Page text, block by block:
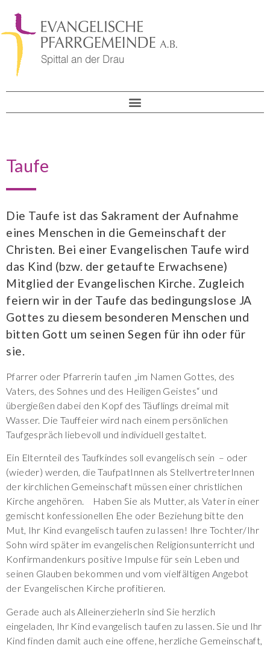
Taufe
Die Taufe ist das Sakrament der Aufnahme
eines Menschen in die Gemeinschaft der
Christen. Bei einer Evangelischen Taufe wird
das Kind (bzw. der getaufte Erwachsene)
Mitglied der Evangelischen Kirche. Zugleich
feiern wir in der Taufe das bedingungslose JA
Gottes zu diesem besonderen Menschen und
bitten Gott um seinen Segen für ihn oder für
sie.
Pfarrer oder Pfarrerin taufen „im Namen Gottes, des
Vaters, des Sohnes und des Heiligen Geistes“ und
übergießen dabei den Kopf des Täuflings dreimal mit
Wasser. Die Tauffeier wird nach einem persönlichen
Taufgespräch liebevoll und individuell gestaltet.
Ein Elternteil des Taufkindes soll evangelisch sein – oder
(wieder) werden, die TaufpatInnen als StellvertreterInnen
der kirchlichen Gemeinschaft müssen einer christlichen
Kirche angehören. Haben Sie als Mutter, als Vater in einer
gemischt konfessionellen Ehe oder Beziehung bitte den
Mut, Ihr Kind evangelisch taufen zu lassen! Ihre Tochter/Ihr
Sohn wird später im evangelischen Religionsunterricht und
Konfirmandenkurs positive Impulse für sein Leben und
seinen Glauben bekommen und vom vielfältigen Angebot
der Evangelischen Kirche profitieren.
Gerade auch als AlleinerzieherIn sind Sie herzlich
eingeladen, Ihr Kind evangelisch taufen zu lassen. Sie und Ihr
Kind finden damit auch eine offene, herzliche Gemeinschaft,